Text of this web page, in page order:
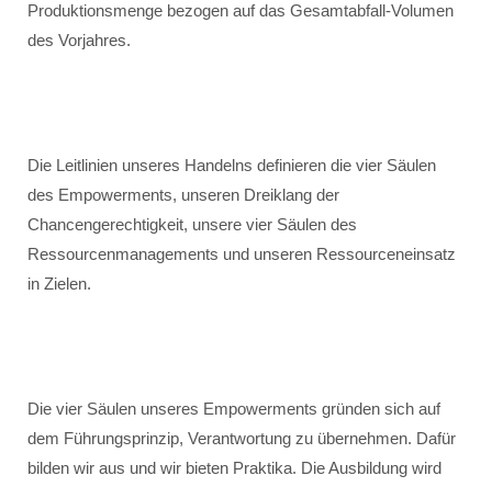
Produktionsmenge bezogen auf das Gesamtabfall-Volumen
des Vorjahres.
Die Leitlinien unseres Handelns definieren die vier Säulen
des Empowerments, unseren Dreiklang der
Chancengerechtigkeit, unsere vier Säulen des
Ressourcenmanagements und unseren Ressourceneinsatz
in Zielen.
Die vier Säulen unseres Empowerments gründen sich auf
dem Führungsprinzip, Verantwortung zu übernehmen. Dafür
bilden wir aus und wir bieten Praktika. Die Ausbildung wird